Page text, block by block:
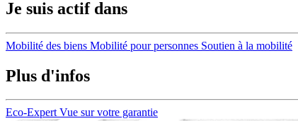
Je suis actif dans
Mobilité des biens Mobilité pour personnes Soutien à la mobilité
Plus d'infos
Eco-Expert Vue sur votre garantie